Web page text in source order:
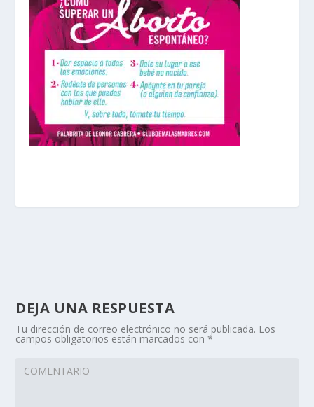
DEJA UNA RESPUESTA
Tu dirección de correo electrónico no será publicada. Los
campos obligatorios están marcados con*